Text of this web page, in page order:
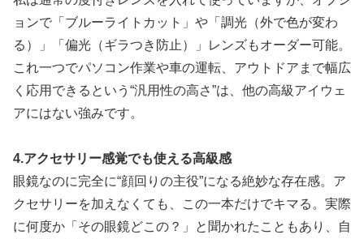
ョンで「ブルーライトカット」や「調光（外で色が変わ
る）」「偏光（ギラつき防止）」レンズもオーダー可能。
これ一つでパソコン作業や車の運転、アウトドアまで幅広
く応用できるという“汎用性の高さ”は、他の高級アイウェ
アにはない強みです。
4.アクセサリー感覚でも使える高級感
眼鏡なのに完全に“顔回りの主役”になる絶妙な存在感。ア
クセサリーを加えなくても、この一本だけでキマる。実際
に何度か「その眼鏡どこの？」と聞かれたこともあり、自